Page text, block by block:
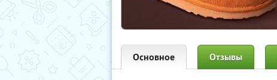
Основное Отзывы